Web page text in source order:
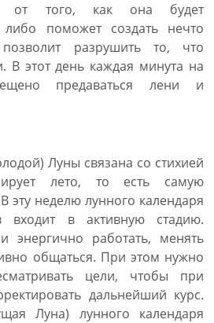
от того, как она будет
поможет создать нечто
разрушить то, что
В этот день каждая минута на
предаваться лени и
Луны связана со стихией
лето, то есть самую
эту неделю лунного календаря
входит в активную стадию.
энергично работать, менять
общаться. При этом нужно
цели, чтобы при
дальнейший курс.
Луна) лунного календаря